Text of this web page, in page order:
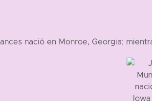
nació en Monroe, Georgia;